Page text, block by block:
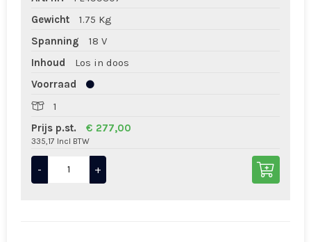
Gewicht
1.75 Kg
Spanning
18 V
Inhoud
Los in doos
Voorraad
1
Prijs p.st.
€ 277,00
335,17 Incl BTW
- +